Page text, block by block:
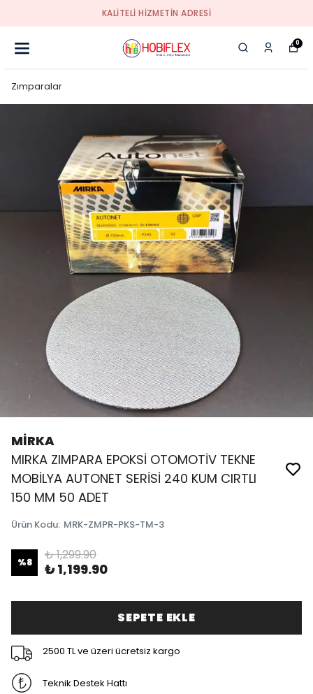
KALİTELİ HİZMETİN ADRESİ
0
Zımparalar
MİRKA
MIRKA ZIMPARA EPOKSİ OTOMOTİV TEKNE
MOBİLYA AUTONET SERİSİ 240 KUM CIRTLI
150 MM 50 ADET
Ürün Kodu: MRK-ZMPR-PKS-TM-3
%8 ₺ 1,299.90
₺ 1,199.90
SEPETE EKLE
2500 TL ve üzeri ücretsiz kargo
Teknik Destek Hattı